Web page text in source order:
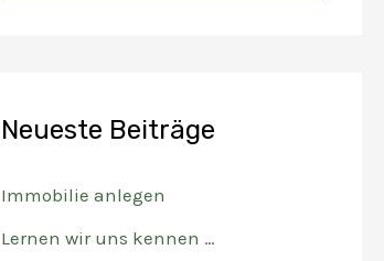
nNeueste Beiträge
Immobilie anlegen
Lernen wir uns kennen …